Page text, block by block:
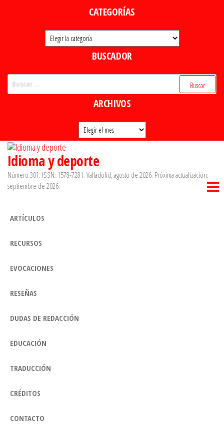
CATEGORÍAS
Categorías
BUSCADOR
ARCHIVOS
Archivos
Idioma y deporte
Número 301. ISSN: 1578-7281. Valladolid, agosto de 2026. Próxima actualización:
septiembre de 2026.
ARTÍCULOS
RECURSOS
EVOCACIONES
RESEÑAS
DUDAS DE REDACCIÓN
EDUCACIÓN
TRADUCCIÓN
CRÉDITOS
CONTACTO